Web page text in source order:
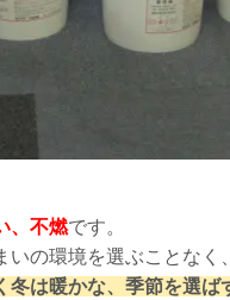
、不燃です。
の環境を選ぶことなく
冬は暖かな、季節を選ば